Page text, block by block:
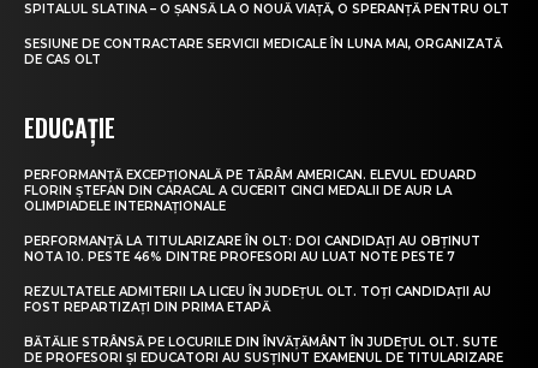
SPITALUL SLATINA – O ȘANSĂ LA O NOUĂ VIAȚĂ, O SPERANȚĂ PENTRU OLT
SESIUNE DE CONTRACTARE SERVICII MEDICALE ÎN LUNA MAI, ORGANIZATĂ
DE CAS OLT
EDUCAȚIE
PERFORMANȚĂ EXCEPȚIONALĂ PE TĂRÂM AMERICAN. ELEVUL EDUARD
FLORIN ȘTEFAN DIN CARACAL A CUCERIT CINCI MEDALII DE AUR LA
OLIMPIADELE INTERNAȚIONALE
PERFORMANȚĂ LA TITULARIZARE ÎN OLT: DOI CANDIDAȚI AU OBȚINUT
NOTA 10. PESTE 46% DINTRE PROFESORI AU LUAT NOTE PESTE 7
REZULTATELE ADMITERII LA LICEU ÎN JUDEȚUL OLT. TOȚI CANDIDAȚII AU
FOST REPARTIZAȚI DIN PRIMA ETAPĂ
BĂTĂLIE STRÂNSĂ PE LOCURILE DIN ÎNVĂȚĂMÂNT ÎN JUDEȚUL OLT. SUTE
DE PROFESORI ȘI EDUCATORI AU SUSȚINUT EXAMENUL DE TITULARIZARE